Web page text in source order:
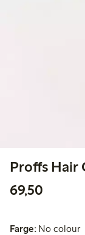
Proffs Hair
69,50
Farge: No colour